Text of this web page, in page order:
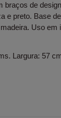
braços de
e preto. Base
Uso em
Largura: 57